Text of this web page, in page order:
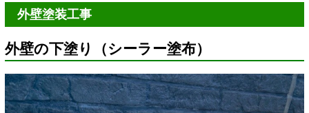
外壁塗装工事
外壁の下塗り（シーラー塗布）